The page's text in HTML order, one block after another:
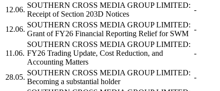
12.06.
SOUTHERN CROSS MEDIA GROUP LIMITED:
Receipt of Section 203D Notices
-
12.06.
SOUTHERN CROSS MEDIA GROUP LIMITED:
Grant of FY26 Financial Reporting Relief for SWM
-
11.06.
SOUTHERN CROSS MEDIA GROUP LIMITED:
FY26 Trading Update, Cost Reduction, and
Accounting Matters
-
28.05.
SOUTHERN CROSS MEDIA GROUP LIMITED:
Becoming a substantial holder
-